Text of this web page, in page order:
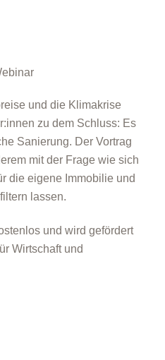
und die Klimakrise
zu dem Schluss: Es
Sanierung. Der Vortrag
mit der Frage wie sich
die eigene Immobilie und
lassen.
und wird gefördert
Wirtschaft und